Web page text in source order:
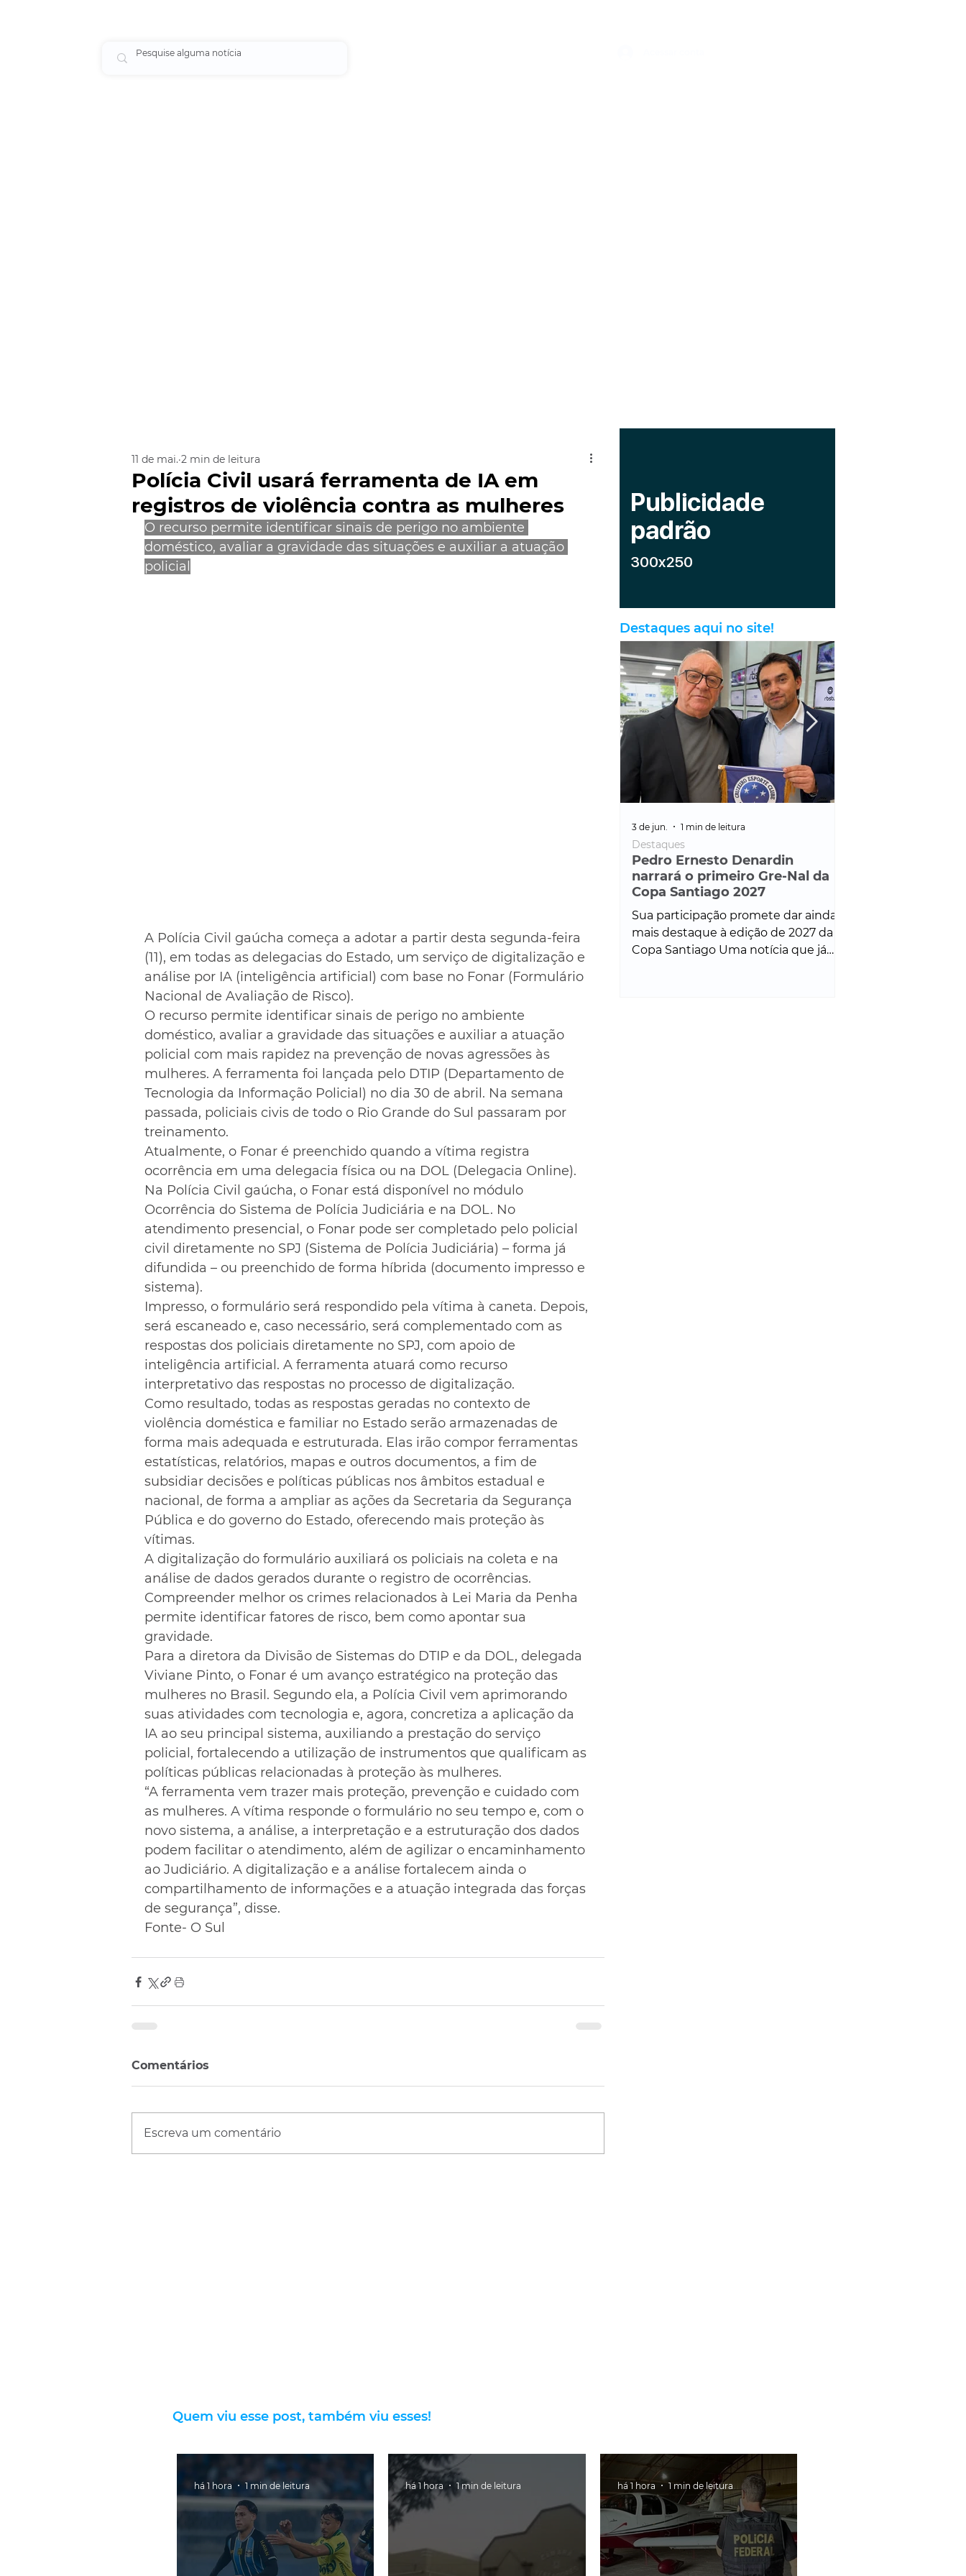
Polícia Civil usará ferramenta de IA em
registros de violência contra as mulheres
11 de mai. 2 min de leitura
O recurso permite identificar sinais de perigo no ambiente
doméstico, avaliar a gravidade das situações e auxiliar a atuação
policial
A Polícia Civil gaúcha começa a adotar a partir desta segunda-feira
(11), em todas as delegacias do Estado, um serviço de digitalização e
análise por IA (inteligência artificial) com base no Fonar (Formulário
Nacional de Avaliação de Risco).
O recurso permite identificar sinais de perigo no ambiente
doméstico, avaliar a gravidade das situações e auxiliar a atuação
policial com mais rapidez na prevenção de novas agressões às
mulheres. A ferramenta foi lançada pelo DTIP (Departamento de
Tecnologia da Informação Policial) no dia 30 de abril. Na semana
passada, policiais civis de todo o Rio Grande do Sul passaram por
treinamento.
Atualmente, o Fonar é preenchido quando a vítima registra
ocorrência em uma delegacia física ou na DOL (Delegacia Online).
Na Polícia Civil gaúcha, o Fonar está disponível no módulo
Ocorrência do Sistema de Polícia Judiciária e na DOL. No
atendimento presencial, o Fonar pode ser completado pelo policial
civil diretamente no SPJ (Sistema de Polícia Judiciária) – forma já
difundida – ou preenchido de forma híbrida (documento impresso e
sistema).
Impresso, o formulário será respondido pela vítima à caneta. Depois,
será escaneado e, caso necessário, será complementado com as
respostas dos policiais diretamente no SPJ, com apoio de
inteligência artificial. A ferramenta atuará como recurso
interpretativo das respostas no processo de digitalização.
Como resultado, todas as respostas geradas no contexto de
violência doméstica e familiar no Estado serão armazenadas de
forma mais adequada e estruturada. Elas irão compor ferramentas
estatísticas, relatórios, mapas e outros documentos, a fim de
subsidiar decisões e políticas públicas nos âmbitos estadual e
nacional, de forma a ampliar as ações da Secretaria da Segurança
Pública e do governo do Estado, oferecendo mais proteção às
vítimas.
A digitalização do formulário auxiliará os policiais na coleta e na
análise de dados gerados durante o registro de ocorrências.
Compreender melhor os crimes relacionados à Lei Maria da Penha
permite identificar fatores de risco, bem como apontar sua
gravidade.
Para a diretora da Divisão de Sistemas do DTIP e da DOL, delegada
Viviane Pinto, o Fonar é um avanço estratégico na proteção das
mulheres no Brasil. Segundo ela, a Polícia Civil vem aprimorando
suas atividades com tecnologia e, agora, concretiza a aplicação da
IA ao seu principal sistema, auxiliando a prestação do serviço
policial, fortalecendo a utilização de instrumentos que qualificam as
políticas públicas relacionadas à proteção às mulheres.
“A ferramenta vem trazer mais proteção, prevenção e cuidado com
as mulheres. A vítima responde o formulário no seu tempo e, com o
novo sistema, a análise, a interpretação e a estruturação dos dados
podem facilitar o atendimento, além de agilizar o encaminhamento
ao Judiciário. A digitalização e a análise fortalecem ainda o
compartilhamento de informações e a atuação integrada das forças
de segurança”, disse.
Fonte- O Sul
Comentários
Escreva um comentário
Destaques aqui no site!
Pedro Ernesto Denardin
narrará o primeiro Gre-Nal da
Copa Santiago 2027
Sua participação promete dar ainda
mais destaque à edição de 2027 da
Copa Santiago Uma notícia que já
Destaques
3 de jun. 1 min de leitura
Quem viu esse post, também viu esses!
há 1 hora 1 min de leitura há 1 hora 1 min de leitura há 1 hora 1 min de leitura